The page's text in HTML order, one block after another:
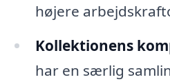
højere
Kollektionens
har en særlig